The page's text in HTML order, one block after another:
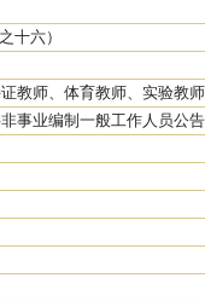
十六）
教师、体育教师、实验教
事业编制一般工作人员公告